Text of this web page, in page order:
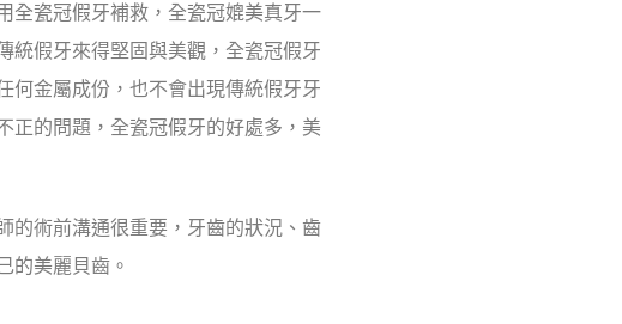
全瓷冠假牙補救，全瓷冠媲美真牙一
統假牙來得堅固與美觀，全瓷冠假牙
何金屬成份，也不會出現傳統假牙牙
正的問題，全瓷冠假牙的好處多，美
的術前溝通很重要，牙齒的狀況、齒
的美麗貝齒。